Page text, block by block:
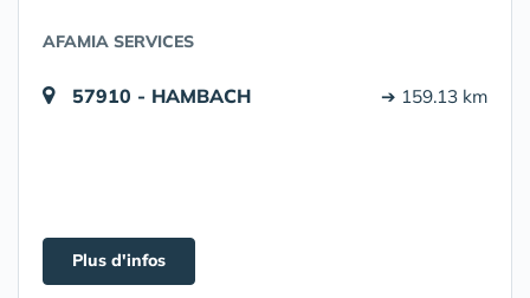
AFAMIA SERVICES
57910 - HAMBACH ➔ 159.13 km
Plus d'infos